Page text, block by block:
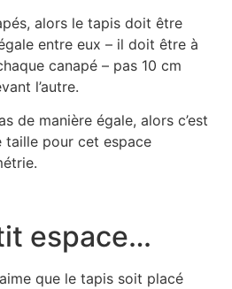
alors le tapis doit être
entre eux – il doit être à
canapé – pas 10 cm
l’autre.
de manière égale, alors c’est
taille pour cet espace
espace…
que le tapis soit placé